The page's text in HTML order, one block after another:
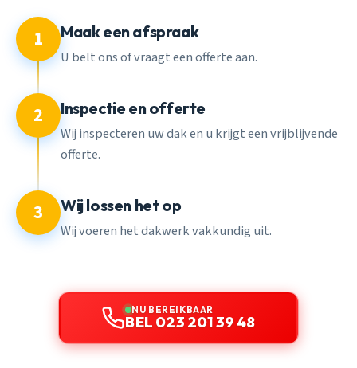
1 Maak een afspraak
U belt ons of vraagt een offerte aan.
2 Inspectie en offerte
Wij inspecteren uw dak en u krijgt een vrijblijvende
offerte.
3 Wij lossen het op
Wij voeren het dakwerk vakkundig uit.
NU BEREIKBAAR
BEL 023 201 39 48